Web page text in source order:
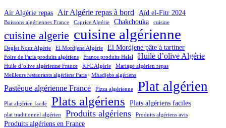
Air Algérie repas Air Algérie repas à bord Aïd el-Fitr 2024
Boissons algériennes France Caprice Algérie Chakchouka cuisine
cuisine algerie cuisine algérienne
Deglet Nour Algérie El Mordjene Algérie El Mordjene pâte à tartiner
Foire de Paris produits algériens France produits Halal Huile d’olive Algérie
Huile d’olive algérienne France KFC Algérie
Mariage algérien repas
Meilleurs restaurants algériens Paris
Mhadjebs algériens
Pastèque algérienne France Pizza algérienne Plat algérien
Plat algérien facile Plats algériens Plats algériens faciles
plat traditionnel algérien Produits algériens Produits algériens avis
Produits algériens en France